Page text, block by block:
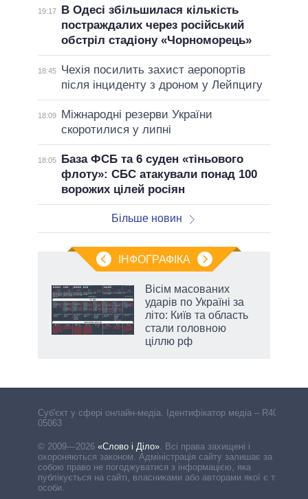
19:17
В Одесі збільшилася кількість
постраждалих через російський
обстріл стадіону «Чорноморець»
18:45
Чехія посилить захист аеропортів
після інциденту з дроном у Лейпцигу
18:09
Міжнародні резерви України
скоротилися у липні
18:05
База ФСБ та 6 суден «тіньового
флоту»: СБС атакували понад 100
ворожих цілей росіян
Більше новин
ІНФОГРАФІКА
Вісім масованих
ударів по Україні за
літо: Київ та область
стали головною
ціллю рф
Cуб'єкт у сфері онлайн-медіа. Ідентифікатор медіа – R40-
05063
© 2009—2026 «Слово і Діло». Всі права захищені і
охороняються законом. Адміністрація сайту залишає за
собою право не погоджуватися з інформацією, яка
публікується на сайті, власниками або авторами якої є треті
особи.